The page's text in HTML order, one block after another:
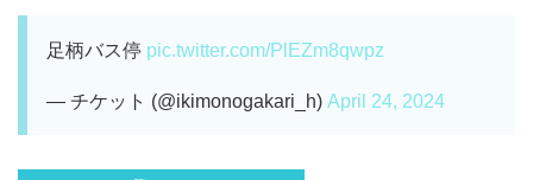
足柄バス停 pic.twitter.com/PlEZm8qwpz
— チケット (@ikimonogakari_h) April 24, 2024